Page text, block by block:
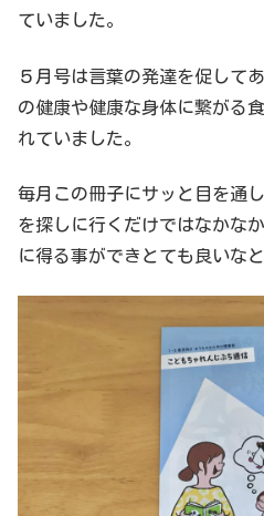
ていました。
５月号は言葉の発達を促して
の健康や健康な身体に繋がる
れていました。
毎月この冊子にサッと目を通
を探しに行くだけではなかな
に得る事ができとても良いなと